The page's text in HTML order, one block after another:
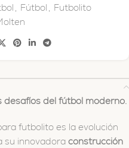
, Fútbol , Futbolito
desafíos del fútbol moderno.
futbolito es la evolución
su innovadora construcción